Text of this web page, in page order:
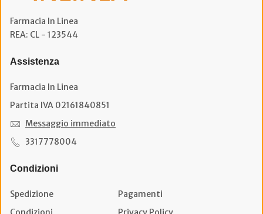
Farmacia In Linea
REA: CL - 123544
Assistenza
Farmacia In Linea
Partita IVA 02161840851
Messaggio immediato
3317778004
Condizioni
Spedizione
Pagamenti